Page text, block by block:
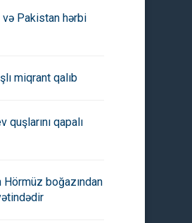
və Pakistan hərbi
miqrant qalıb
quşlarını qapalı
boğazından